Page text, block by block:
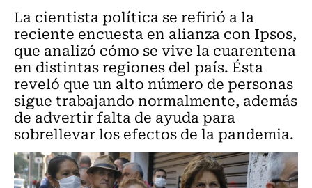
La cientista política se refirió a la
reciente encuesta en alianza con Ipsos,
que analizó cómo se vive la cuarentena
en distintas regiones del país. Ésta
reveló que un alto número de personas
sigue trabajando normalmente, además
de advertir falta de ayuda para
sobrellevar los efectos de la pandemia.